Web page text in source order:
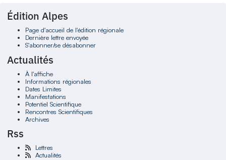
Édition Alpes
Page d'accueil de l'édition régionale
Dernière lettre envoyée
S'abonner/se désabonner
Actualités
À l'affiche
Informations régionales
Dates Limites
Manifestations
Potentiel Scientifique
Rencontres Scientifiques
Archives
Rss
Lettres
Actualités